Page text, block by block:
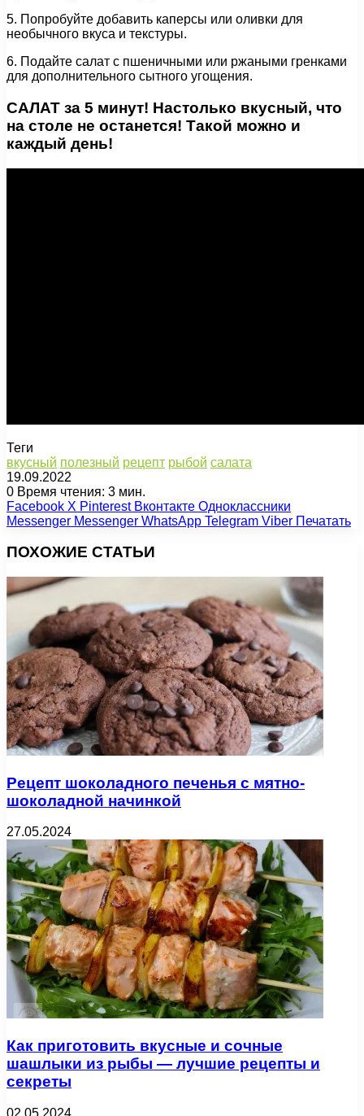
5. Попробуйте добавить каперсы или оливки для
необычного вкуса и текстуры.
6. Подайте салат с пшеничными или ржаными гренками
для дополнительного сытного угощения.
САЛАТ за 5 минут! Настолько вкусный, что
на столе не останется! Такой можно и
каждый день!
Теги
вкусный полезный рецепт рыбой салата
19.09.2022
0 Время чтения: 3 мин.
Facebook X Pinterest Вконтакте Одноклассники
Messenger Messenger WhatsApp Telegram Viber Печатать
ПОХОЖИЕ СТАТЬИ
Рецепт шоколадного печенья с мятно-
шоколадной начинкой
27.05.2024
Как приготовить вкусные и сочные
шашлыки из рыбы — лучшие рецепты и
секреты
02.05.2024